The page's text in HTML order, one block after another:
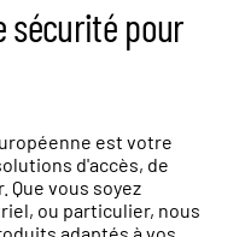
sécurité pour
est votre
d'accès, de
Que vous soyez
ou particulier, nous